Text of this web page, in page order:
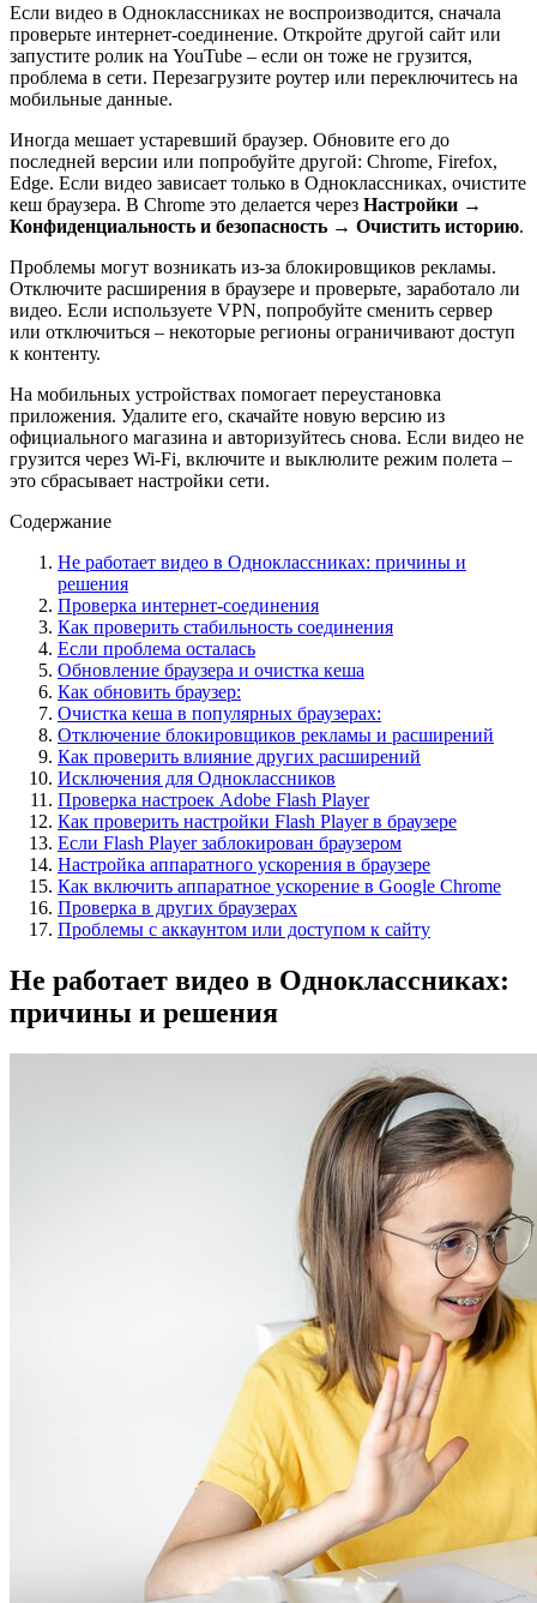
Если видео в Одноклассниках не воспроизводится, сначала
проверьте интернет-соединение. Откройте другой сайт или
запустите ролик на YouTube – если он тоже не грузится,
проблема в сети. Перезагрузите роутер или переключитесь на
мобильные данные.
Иногда мешает устаревший браузер. Обновите его до
последней версии или попробуйте другой: Chrome, Firefox,
Edge. Если видео зависает только в Одноклассниках, очистите
кеш браузера. В Chrome это делается через Настройки →
Конфиденциальность и безопасность → Очистить историю.
Проблемы могут возникать из-за блокировщиков рекламы.
Отключите расширения в браузере и проверьте, заработало ли
видео. Если используете VPN, попробуйте сменить сервер
или отключиться – некоторые регионы ограничивают доступ
к контенту.
На мобильных устройствах помогает переустановка
приложения. Удалите его, скачайте новую версию из
официального магазина и авторизуйтесь снова. Если видео не
грузится через Wi-Fi, включите и выклюлите режим полета –
это сбрасывает настройки сети.
Содержание
Не работает видео в Одноклассниках: причины и
решения
Проверка интернет-соединения
Как проверить стабильность соединения
Если проблема осталась
Обновление браузера и очистка кеша
Как обновить браузер:
Очистка кеша в популярных браузерах:
Отключение блокировщиков рекламы и расширений
Как проверить влияние других расширений
Исключения для Одноклассников
Проверка настроек Adobe Flash Player
Как проверить настройки Flash Player в браузере
Если Flash Player заблокирован браузером
Настройка аппаратного ускорения в браузере
Как включить аппаратное ускорение в Google Chrome
Проверка в других браузерах
Проблемы с аккаунтом или доступом к сайту
Не работает видео в Одноклассниках:
причины и решения